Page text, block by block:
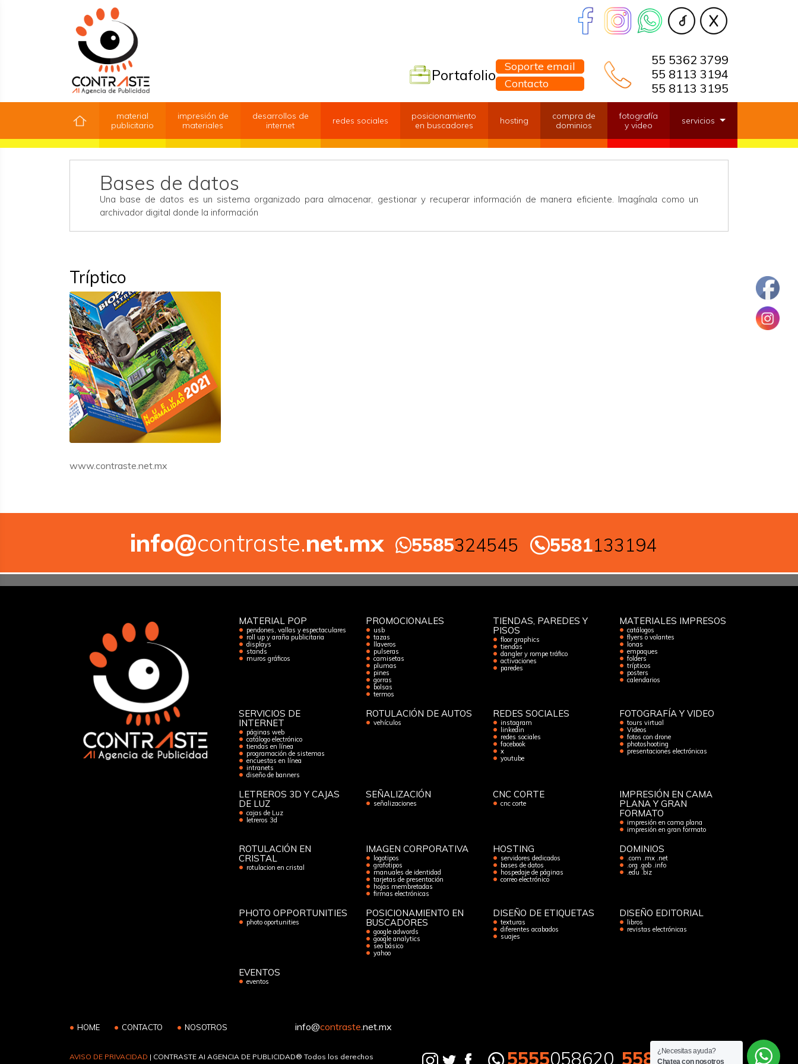
Portafolio
Soporte email
Contacto
55 5362 3799
55 8113 3194
55 8113 3195
material
publicitario
impresión de
materiales
desarrollos de
internet
redes sociales
posicionamiento
en buscadores
hosting
compra de
dominios
fotografía
y video
servicios
Bases de datos
Una base de datos es un sistema organizado para almacenar, gestionar y recuperar información de manera eficiente. Imagínala como un
archivador digital donde la información
Tríptico
www.contraste.net.mx
info@contraste.net.mx 5585324545 5581133194
MATERIAL POP
pendones, vallas y espectaculares
roll up y araña publicitaria
displays
stands
muros gráficos
PROMOCIONALES
usb
tazas
llaveros
pulseras
camisetas
plumas
pines
gorras
bolsas
termos
TIENDAS, PAREDES Y
PISOS
floor graphics
tiendas
dangler y rompe tráfico
activaciones
paredes
MATERIALES IMPRESOS
catálogos
flyers o volantes
lonas
empaques
folders
trípticos
posters
calendarios
SERVICIOS DE
INTERNET
páginas web
catálogo electrónico
tiendas en línea
programación de sistemas
encuestas en línea
intranets
diseño de banners
ROTULACIÓN DE AUTOS
vehículos
REDES SOCIALES
instagram
linkedin
redes sociales
facebook
x
youtube
FOTOGRAFÍA Y VIDEO
tours virtual
Videos
fotos con drone
photoshooting
presentaciones electrónicas
LETREROS 3D Y CAJAS
DE LUZ
cajas de Luz
letreros 3d
SEÑALIZACIÓN
señalizaciones
CNC CORTE
cnc corte
IMPRESIÓN EN CAMA
PLANA Y GRAN
FORMATO
impresión en cama plana
impresión en gran formato
ROTULACIÓN EN
CRISTAL
rotulacion en cristal
IMAGEN CORPORATIVA
logotipos
grafotipos
manuales de identidad
tarjetas de presentación
hojas membretadas
firmas electrónicas
HOSTING
servidores dedicados
bases de datos
hospedaje de páginas
correo electrónico
DOMINIOS
.com .mx .net
.org .gob .info
.edu .biz
PHOTO OPPORTUNITIES
photo oportunities
POSICIONAMIENTO EN
BUSCADORES
google adwords
google analytics
seo básico
yahoo
DISEÑO DE ETIQUETAS
texturas
diferentes acabados
suajes
DISEÑO EDITORIAL
libros
revistas electrónicas
EVENTOS
eventos
HOME CONTACTO NOSOTROS info@contraste .net.mx
AVISO DE PRIVACIDAD | CONTRASTE AI AGENCIA DE PUBLICIDAD® Todos los derechos
5555058620 5581133194
¿Necesitas ayuda?
Chatea con nosotros